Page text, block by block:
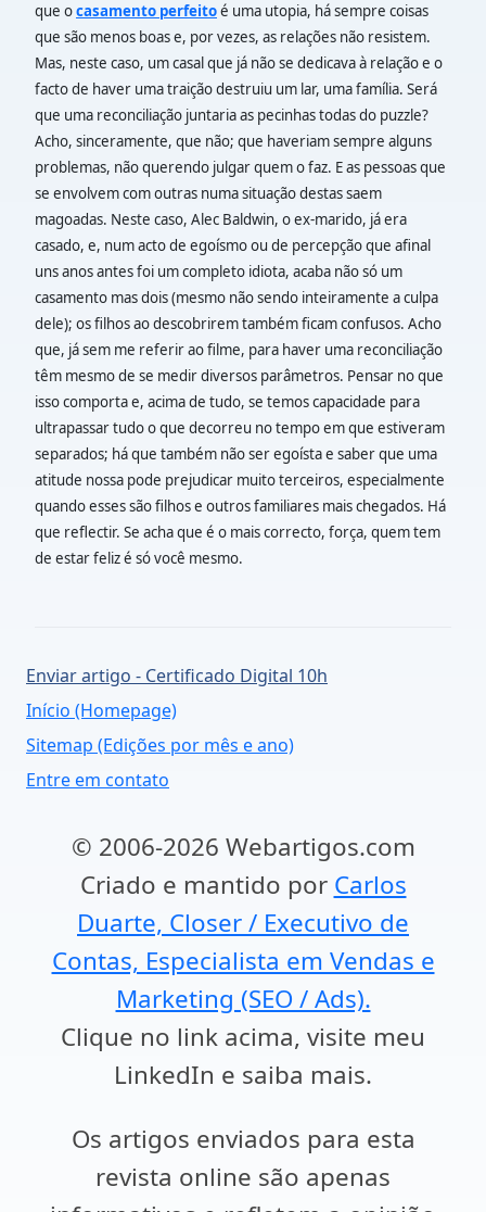
que ocasamento perfeitoé uma utopia, há sempre coisas
que são menos boas e, por vezes, as relações não resistem.
Mas, neste caso, um casal que já não se dedicava à relação e o
facto de haver uma traição destruiu um lar, uma família. Será
que uma reconciliação juntaria as pecinhas todas do puzzle?
Acho, sinceramente, que não; que haveriam sempre alguns
problemas, não querendo julgar quem o faz. E as pessoas que
se envolvem com outras numa situação destas saem
magoadas. Neste caso, Alec Baldwin, o ex-marido, já era
casado, e, num acto de egoísmo ou de percepção que afinal
uns anos antes foi um completo idiota, acaba não só um
casamento mas dois (mesmo não sendo inteiramente a culpa
dele); os filhos ao descobrirem também ficam confusos. Acho
que, já sem me referir ao filme, para haver uma reconciliação
têm mesmo de se medir diversos parâmetros. Pensar no que
isso comporta e, acima de tudo, se temos capacidade para
ultrapassar tudo o que decorreu no tempo em que estiveram
separados; há que também não ser egoísta e saber que uma
atitude nossa pode prejudicar muito terceiros, especialmente
quando esses são filhos e outros familiares mais chegados. Há
que reflectir. Se acha que é o mais correcto, força, quem tem
de estar feliz é só você mesmo.
Enviar artigo - Certificado Digital 10h
Início (Homepage)
Sitemap (Edições por mês e ano)
Entre em contato
© 2006-2026 Webartigos.com
Criado e mantido por Carlos
Duarte, Closer / Executivo de
Contas, Especialista em Vendas e
Marketing (SEO / Ads).
Clique no link acima, visite meu
LinkedIn e saiba mais.
Os artigos enviados para esta
revista online são apenas